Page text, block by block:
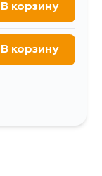
В корзину
В корзину